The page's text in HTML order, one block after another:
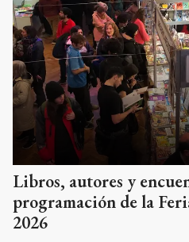
Libros, autores y
programación de la
2026